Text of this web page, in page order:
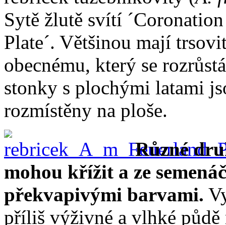
Sytě žlutě svítí
Plate´. Většinou mají
obecnému, který se
stonky s plochými latami
rozmístěny na ploše.
Různé
mohou křížit a ze
překvapivými barvami.
příliš výživné a vlhké